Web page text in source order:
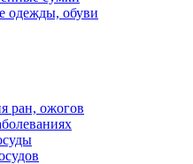
одежды, обуви
ран, ожогов